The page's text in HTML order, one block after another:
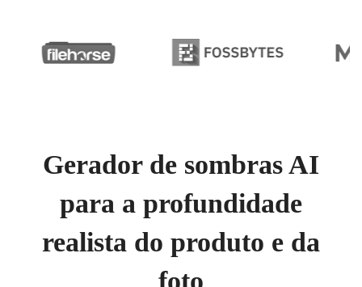
Gerador de sombras AI
para a profundidade
realista do produto e da
foto